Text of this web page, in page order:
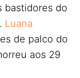
bastidores do
Luana
de palco do
aos 29